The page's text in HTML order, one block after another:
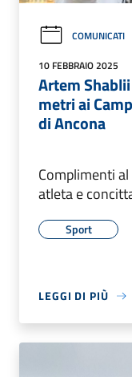
COMUNICATI
10 FEBBRAIO 2025
Artem
metri ai
di Ancona
Complimenti
atleta e
Sport
LEGGI DI PIÙ